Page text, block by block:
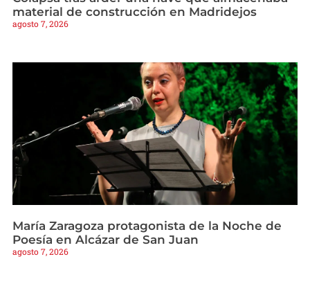
material de construcción en Madridejos
agosto 7, 2026
María Zaragoza protagonista de la Noche de
Poesía en Alcázar de San Juan
agosto 7, 2026